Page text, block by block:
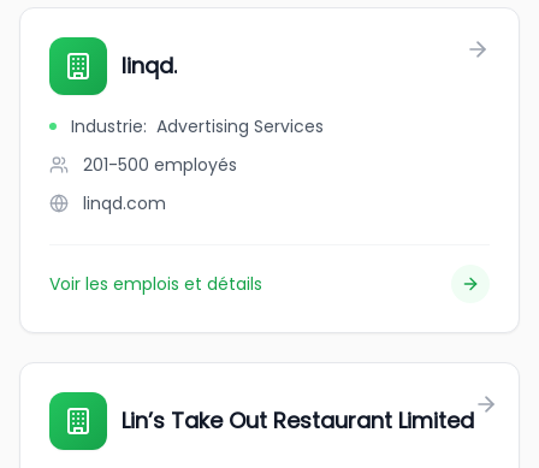
linqd.
Industrie: Advertising Services
201-500 employés
linqd.com
Voir les emplois et détails
Lin’s Take Out Restaurant Limited